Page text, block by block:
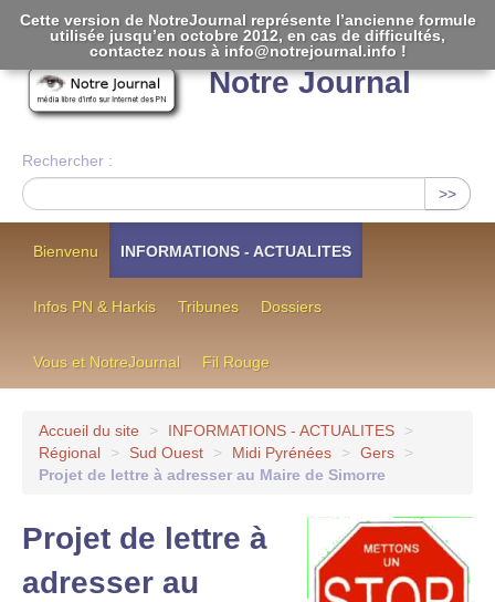
Notre Journal
Rechercher :
>>
Bienvenu INFORMATIONS - ACTUALITES
Infos PN & Harkis Tribunes Dossiers
Vous et NotreJournal Fil Rouge
Accueil du site > INFORMATIONS - ACTUALITES
>
Régional
> Sud Ouest > Midi Pyrénées > Gers
>
Projet de lettre à adresser au Maire de Simorre
Projet de lettre à
adresser au
Cette version de NotreJournal représente l’ancienne formule
utilisée jusqu’en octobre 2012, en cas de difficultés,
contactez nous à info@notrejournal.info !